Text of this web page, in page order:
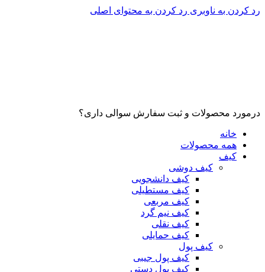
رد کردن به ناوبری رد کردن به محتوای اصلی
درمورد محصولات و ثبت سفارش سوالی داری؟
خانه
همه محصولات
کیف
کیف دوشی
کیف دانشجویی
کیف مستطیلی
کیف مربعی
کیف نیم گرد
کیف نقلی
کیف حمایلی
کیف پول
کیف پول جیبی
کیف پول دستی